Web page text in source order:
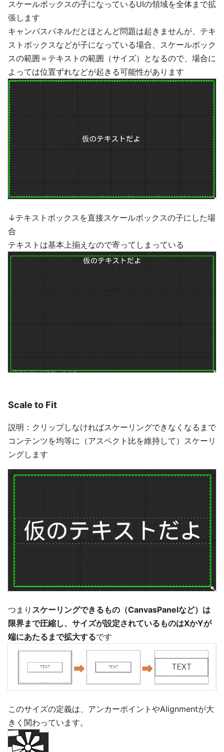
スケールボックスの子になっているUIの領域を全体まで拡
張します
キャンバスパネルだとほとんど問題は起きませんが、テキ
ストボックスなどが子になっている場合、スケールボック
スの範囲＝テキストの範囲（サイズ）となるので、場合に
よっては位置ずれなどが起きる可能性があります
↓テキストボックスを直接スケールボックスの子にした場
合
テキストは基本上揃えなので寄ってしまっている
Scale to Fit
説明：クリップしなければスケーリングできなくなるまで
コンテンツを均等に（アスペクト比を維持して）スケーリ
ングします
つまり スケーリングできるもの（CanvasPanelなど）は
限界まで圧縮し、サイズが設定されているものはXかYが
端にあたるまで拡大するです
このサイズの定義は、アンカーポイントやAlignmentが大
きく関わっています。